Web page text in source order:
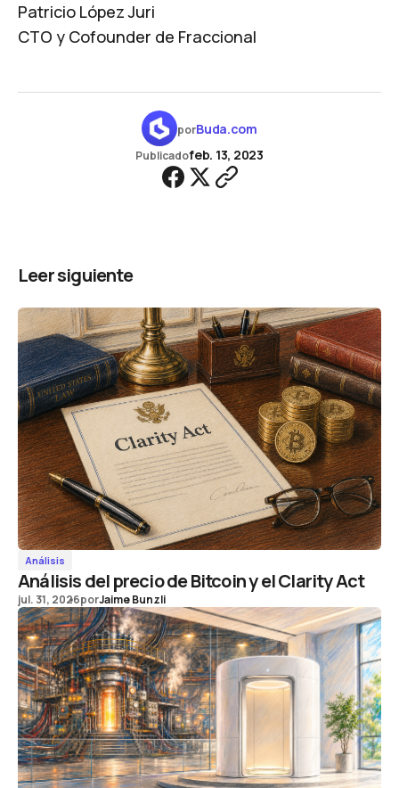
Patricio López Juri
CTO y Cofounder de Fraccional
porBuda.com
Publicadofeb. 13, 2023
Leer siguiente
Análisis
Análisis del precio de Bitcoin y el Clarity Act
jul. 31, 2026porJaime Bunzli